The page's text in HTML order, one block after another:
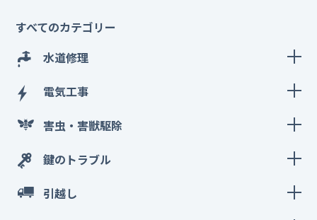
すべてのカテゴリー
水道修理
電気工事
害虫・害獣駆除
鍵のトラブル
引越し